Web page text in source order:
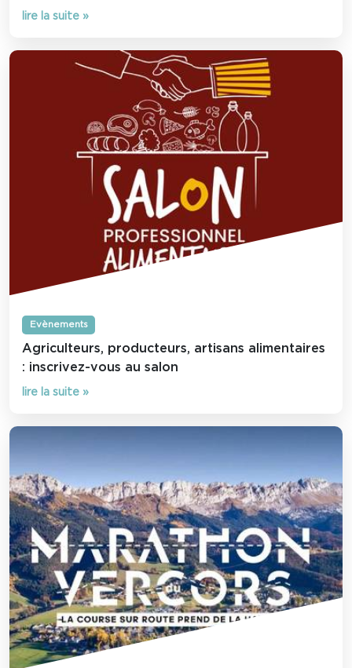
lire la suite »
Evènements
Agriculteurs, producteurs, artisans alimentaires
: inscrivez-vous au salon
lire la suite »